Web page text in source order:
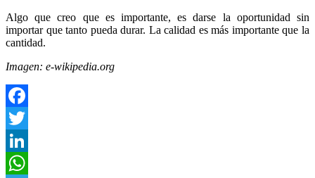
Algo que creo que es importante, es darse la oportunidad sin
importar que tanto pueda durar. La calidad es más importante que la
cantidad.
Imagen: e-wikipedia.org
Facebook
Twitter
LinkedIn